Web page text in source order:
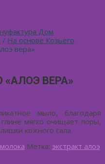
Дом
/ На основе Козьего
вера»
ВЕРА»
мыло, благодаря
мягко очищает поры,
кожного сала.
Метка: экстракт алоэ